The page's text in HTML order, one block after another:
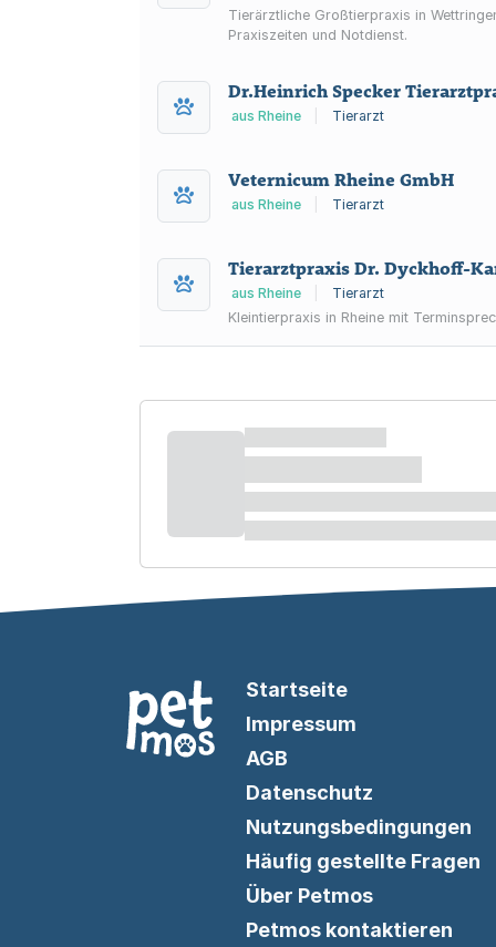
Tierärztliche Großtierpraxis in
Praxiszeiten und Notdienst.
Dr.Heinrich Specker
aus Rheine Tierarzt
Veternicum Rheine GmbH
aus Rheine Tierarzt
Tierarztpraxis Dr. Dyckhoff-
aus Rheine
Tierarzt
Kleintierpraxis in Rheine mit
Startseite
Impressum
AGB
Datenschutz
Nutzungsbedingungen
Häufig gestellte Fragen
Über Petmos
Petmos kontaktieren